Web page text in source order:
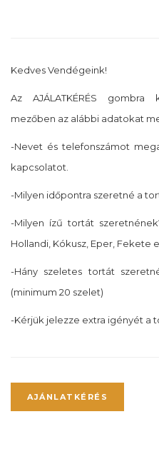
Kedves Vendégeink!
Az AJÁLATKÉRÉS gombra
mezőben az alábbi adatokat
-Nevet és telefonszámot
kapcsolatot.
-Milyen időpontra szeretné a
-Milyen ízű tortát
Hollandi, Kókusz, Eper, Fekete
-Hány szeletes tortát
(minimum 20 szelet)
-Kérjük jelezze extra igényét a
AJÁNLATKÉRÉS